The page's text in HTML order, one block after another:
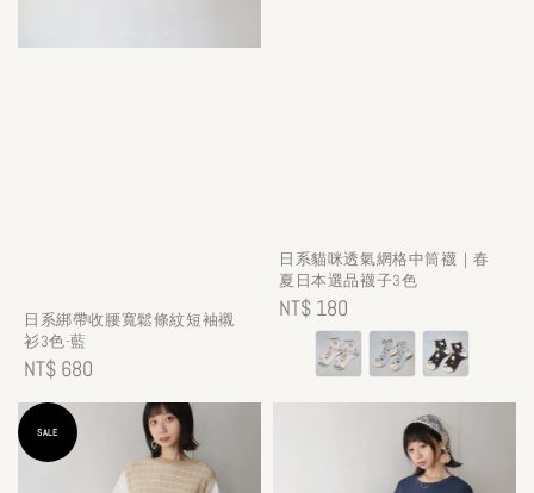
日系綁帶收腰寬鬆條紋短袖襯
衫3色-藍
Regular
price
NT$ 680
日系貓咪透氣網格中筒襪｜春
夏日本選品襪子3色
Regular
price
NT$ 180
SALE